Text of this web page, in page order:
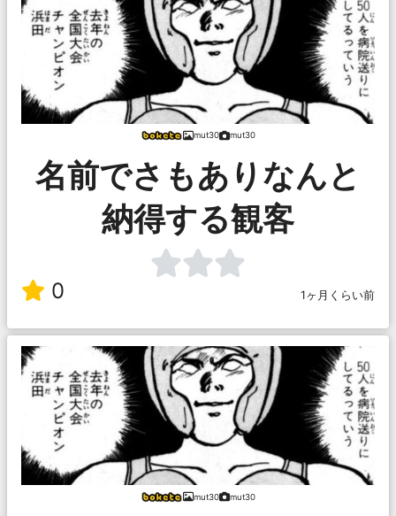
mut30 mut30
名前でさもありなんと
納得する観客
0 1ヶ月くらい前
mut30 mut30